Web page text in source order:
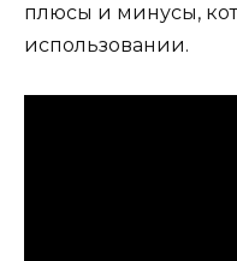
плюсы и минусы,
использовании.